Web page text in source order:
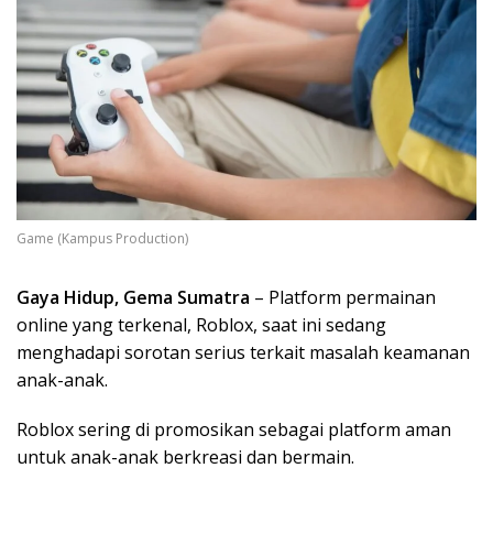
Game (Kampus Production)
Gaya Hidup, Gema Sumatra – Platform permainan
online yang terkenal, Roblox, saat ini sedang
menghadapi sorotan serius terkait masalah keamanan
anak-anak.
Roblox sering di promosikan sebagai platform aman
untuk anak-anak berkreasi dan bermain.